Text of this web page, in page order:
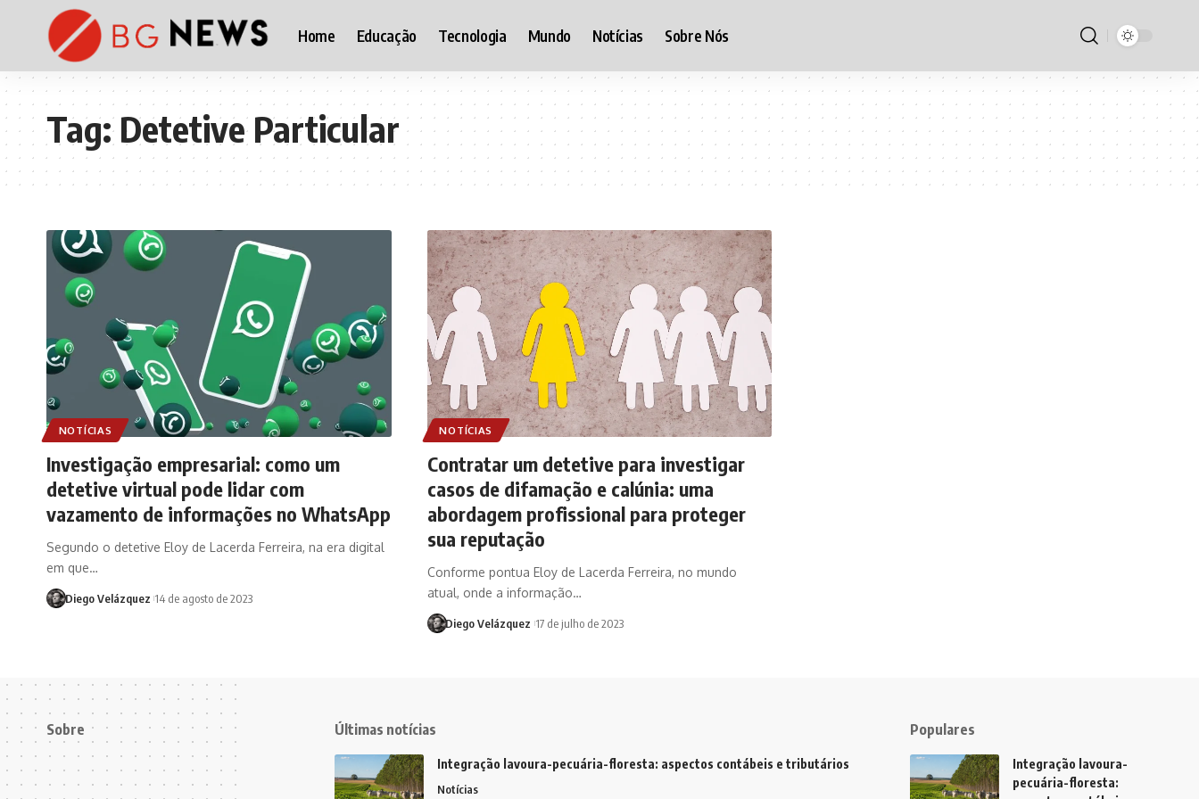
Home Educação Tecnologia Mundo Notícias Sobre Nós
Tag:Detetive Particular
NOTÍCIAS
Investigação empresarial: como um
detetive virtual pode lidar com
vazamento de informações no WhatsApp
Segundo o detetive Eloy de Lacerda Ferreira, na era digital
em que…
Diego Velázquez 14 de agosto de 2023
NOTÍCIAS
Contratar um detetive para investigar
casos de difamação e calúnia: uma
abordagem profissional para proteger
sua reputação
Conforme pontua Eloy de Lacerda Ferreira, no mundo
atual, onde a informação…
Diego Velázquez 17 de julho de 2023
Sobre Últimas notícias
Integração lavoura-pecuária-floresta: aspectos contábeis e tributários
Notícias
Populares
Integração lavoura-
pecuária-floresta: